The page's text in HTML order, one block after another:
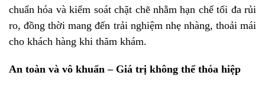
chuẩn hóa và kiểm soát chặt chẽ nhằm hạn chế tối đa rủi
ro, đồng thời mang đến trải nghiệm nhẹ nhàng, thoải mái
cho khách hàng khi thăm khám.
An toàn và vô khuẩn – Giá trị không thể thỏa hiệp